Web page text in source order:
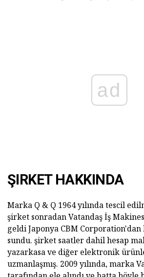
ad
ŞIRKET HAKKINDA
Marka Q & Q 1964 yılında tescil
şirket sonradan Vatandaş İş
geldi Japonya CBM
sundu. şirket saatler dahil hesap
yazarkasa ve diğer elektronik
uzmanlaşmış. 2009 yılında, marka